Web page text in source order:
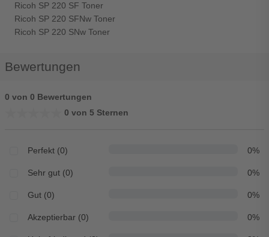
Ricoh SP 220 SF Toner
Ricoh SP 220 SFNw Toner
Ricoh SP 220 SNw Toner
Bewertungen
0 von 0 Bewertungen
0 von 5 Sternen
Perfekt (0) 0%
Sehr gut (0) 0%
Gut (0) 0%
Akzeptierbar (0) 0%